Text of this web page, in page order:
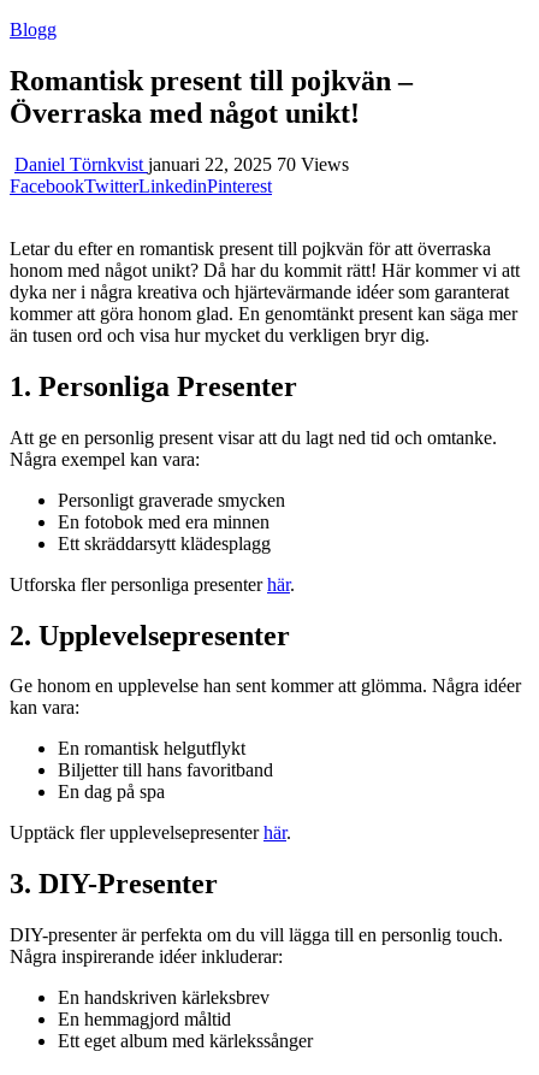
Blogg
Romantisk present till pojkvän –
Överraska med något unikt!
Daniel Törnkvist januari 22, 2025 70 Views
FacebookTwitterLinkedinPinterest
Letar du efter en romantisk present till pojkvän för att överraska
honom med något unikt? Då har du kommit rätt! Här kommer vi att
dyka ner i några kreativa och hjärtevärmande idéer som garanterat
kommer att göra honom glad. En genomtänkt present kan säga mer
än tusen ord och visa hur mycket du verkligen bryr dig.
1. Personliga Presenter
Att ge en personlig present visar att du lagt ned tid och omtanke.
Några exempel kan vara:
Personligt graverade smycken
En fotobok med era minnen
Ett skräddarsytt klädesplagg
Utforska fler personliga presenterhär.
2. Upplevelsepresenter
Ge honom en upplevelse han sent kommer att glömma. Några idéer
kan vara:
En romantisk helgutflykt
Biljetter till hans favoritband
En dag på spa
Upptäck fler upplevelsepresenterhär.
3. DIY-Presenter
DIY-presenter är perfekta om du vill lägga till en personlig touch.
Några inspirerande idéer inkluderar:
En handskriven kärleksbrev
En hemmagjord måltid
Ett eget album med kärlekssånger